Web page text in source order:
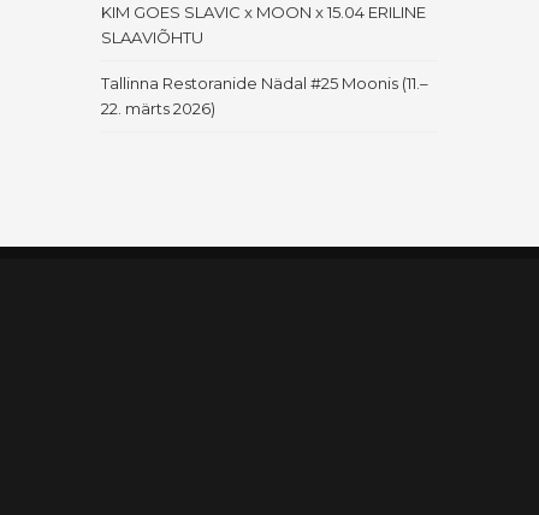
KIM GOES SLAVIC x MOON x 15.04 ERILINE
SLAAVIÕHTU
Tallinna Restoranide Nädal #25 Moonis (11.–
22. märts 2026)